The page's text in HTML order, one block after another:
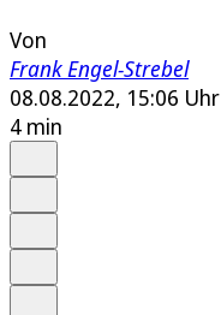
Von
Frank Engel-Strebel
08.08.2022, 15:06 Uhr
4 min